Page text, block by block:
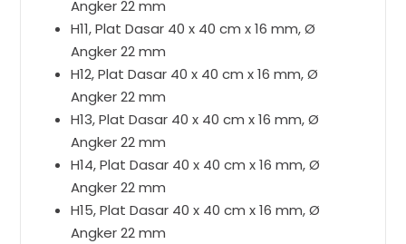
Angker 22 mm
H11, Plat Dasar 40 x 40 cm x 16 mm, Ø
Angker 22 mm
H12, Plat Dasar 40 x 40 cm x 16 mm, Ø
Angker 22 mm
H13, Plat Dasar 40 x 40 cm x 16 mm, Ø
Angker 22 mm
H14, Plat Dasar 40 x 40 cm x 16 mm, Ø
Angker 22 mm
H15, Plat Dasar 40 x 40 cm x 16 mm, Ø
Angker 22 mm